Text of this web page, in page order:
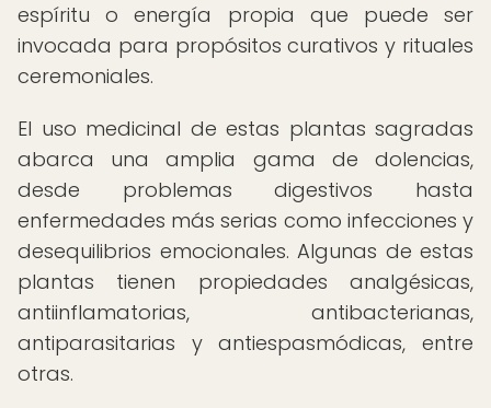
espíritu o energía propia que puede ser
invocada para propósitos curativos y rituales
ceremoniales.
El uso medicinal de estas plantas sagradas
abarca una amplia gama de dolencias,
desde problemas digestivos hasta
enfermedades más serias como infecciones y
desequilibrios emocionales. Algunas de estas
plantas tienen propiedades analgésicas,
antiinflamatorias, antibacterianas,
antiparasitarias y antiespasmódicas, entre
otras.